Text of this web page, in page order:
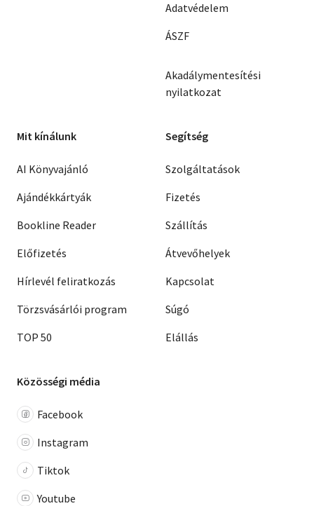
Adatvédelem
ÁSZF
Akadálymentesítési
nyilatkozat
Mit kínálunk
AI Könyvajánló
Ajándékkártyák
Bookline Reader
Előfizetés
Hírlevél feliratkozás
Törzsvásárlói program
TOP 50
Segítség
Szolgáltatások
Fizetés
Szállítás
Átvevőhelyek
Kapcsolat
Súgó
Elállás
Közösségi média
Facebook
Instagram
Tiktok
Youtube